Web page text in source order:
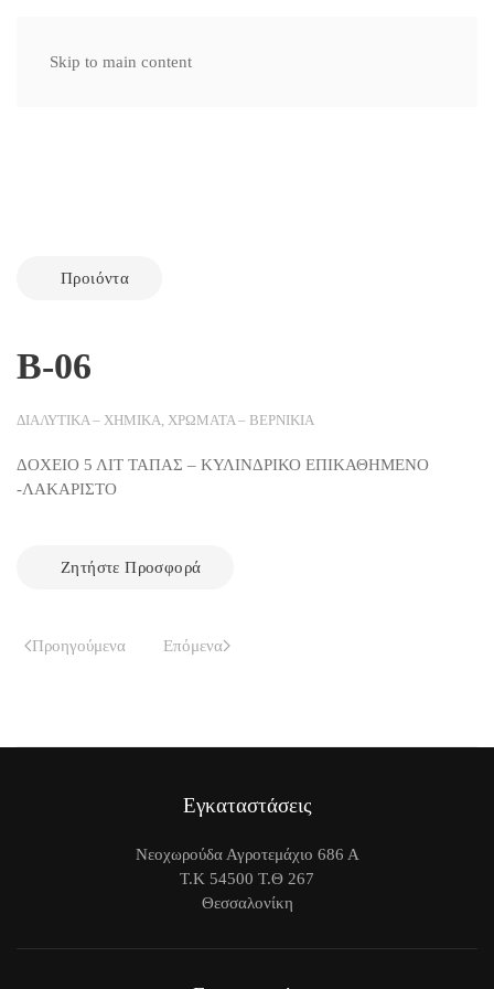
Skip to main content
Προιόντα
Β-06
ΔΙΑΛΥΤΙΚΑ – ΧΗΜΙΚΑ, ΧΡΩΜΑΤΑ – ΒΕΡΝΙΚΙΑ
ΔΟΧΕΙΟ 5 ΛΙΤ ΤΑΠΑΣ – ΚΥΛΙΝΔΡΙΚΟ ΕΠΙΚΑΘΗΜΕΝΟ
-ΛΑΚΑΡΙΣΤΟ
Ζητήστε Προσφορά
Προηγούμενα Επόμενα
Εγκαταστάσεις
Νεοχωρούδα Αγροτεμάχιο 686 Α
Τ.Κ 54500 Τ.Θ 267
Θεσσαλονίκη